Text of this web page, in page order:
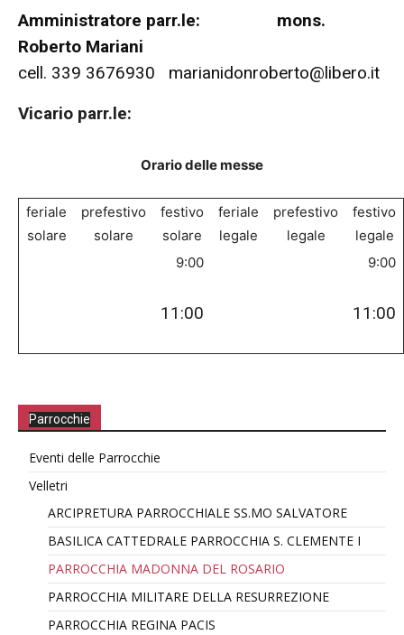
Amministratore parr.le: mons.
Roberto Mariani
cell. 339 3676930 marianidonroberto@libero.it
Vicario parr.le:
Orario delle messe
feriale
solare
prefestivo
solare
festivo
solare
feriale
legale
prefestivo
legale
festivo
legale
9:00
11:00
9:00
11:00
Parrocchie
Eventi delle Parrocchie
Velletri
ARCIPRETURA PARROCCHIALE SS.MO SALVATORE
BASILICA CATTEDRALE PARROCCHIA S. CLEMENTE I
PARROCCHIA MADONNA DEL ROSARIO
PARROCCHIA MILITARE DELLA RESURREZIONE
PARROCCHIA REGINA PACIS